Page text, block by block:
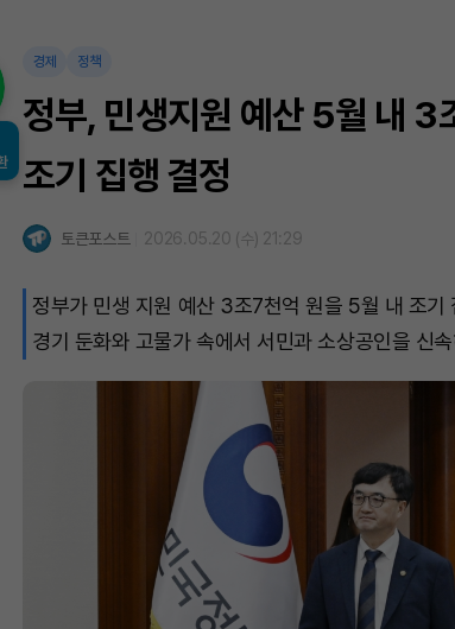
경제 정책
정부, 민생지원 예산 5월 내 3
조기 집행 결정
토큰포스트 2026.05.20 (수) 21:29
정부가 민생 지원 예산 3조7천억 원을 5월 내 조기
경기 둔화와 고물가 속에서 서민과 소상공인을 신